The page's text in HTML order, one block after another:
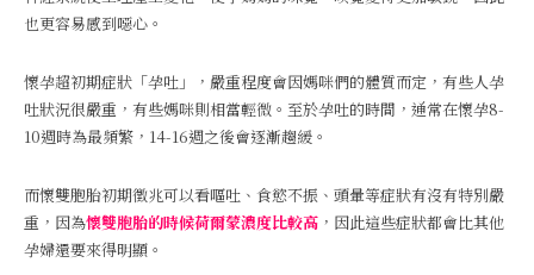
也更容易感到噁心。
懷孕超初期症狀「孕吐」，嚴重程度會因媽咪們的體質而定，有些人孕
吐狀況很嚴重，有些媽咪則相當輕微。至於孕吐的時間，通常在懷孕8-
10週時為最頻繁，14-16週之後會逐漸趨緩。
而懷雙胞胎初期徵兆可以看嘔吐、食慾不振、頭暈等症狀有沒有特別嚴
重，因為懷雙胞胎的時候荷爾蒙濃度比較高 ，因此這些症狀都會比其他
孕婦還要來得明顯。